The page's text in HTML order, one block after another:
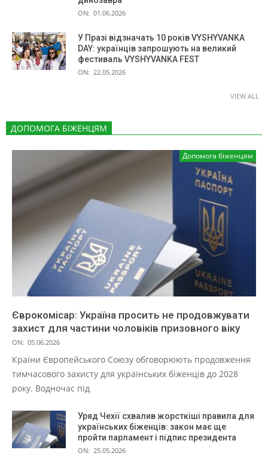
ON: 01.06.2026
У Празі відзначать 10 років VYSHYVANKA
DAY: українців запрошують на великий
фестиваль VYSHYVANKA FEST
ON: 22.05.2026
VIEW ALL
ДОПОМОГА БІЖЕНЦЯМ
Допомога біженцям
Єврокомісар: Україна просить не продовжувати
захист для частини чоловіків призовного віку
ON: 05.06.2026
Країни Європейського Союзу обговорюють продовження
тимчасового захисту для українських біженців до 2028
року. Водночас під
Уряд Чехії схвалив жорсткіші правила для
українських біженців: закон має ще
пройти парламент і підпис президента
ON: 25.05.2026